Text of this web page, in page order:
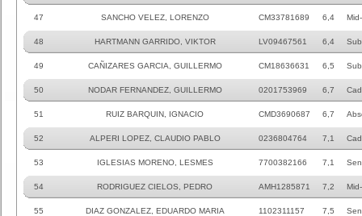
47 SANCHO VELEZ, LORENZO CM33781689 6,4
48 HARTMANN GARRIDO, VIKTOR LV09467561 6,4
49 CAÑIZARES GARCIA, GUILLERMO CM18636631 6,5
50 NODAR FERNANDEZ, GUILLERMO 0201753969 6,7
51 RUIZ BARQUIN, IGNACIO CMD3690687 6,7
52 ALPERI LOPEZ, CLAUDIO PABLO 0236804764 7,1
53 IGLESIAS MORENO, LESMES 7700382166 7,1
54 RODRIGUEZ CIELOS, PEDRO AMH1285871 7,2
55 DIAZ GONZALEZ, EDUARDO MARIA 1102311157 7,5